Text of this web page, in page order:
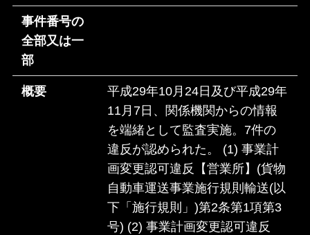
事件番号の
全部又は一
部
概要
平成29年10月24日及び平成29年
11月7日、関係機関からの情報
を端緒として監査実施。7件の
違反が認められた。 (1) 事業計
画変更認可違反【営業所】(貨物
自動車運送事業施行規則輸送(以
下「施行規則」)第2条第1項第3
号) (2) 事業計画変更認可違反